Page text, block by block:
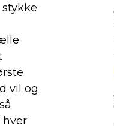
vil og